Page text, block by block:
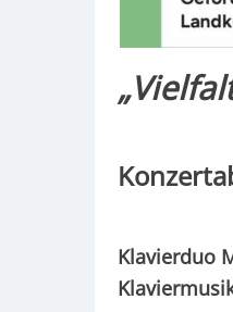
Klavierduo